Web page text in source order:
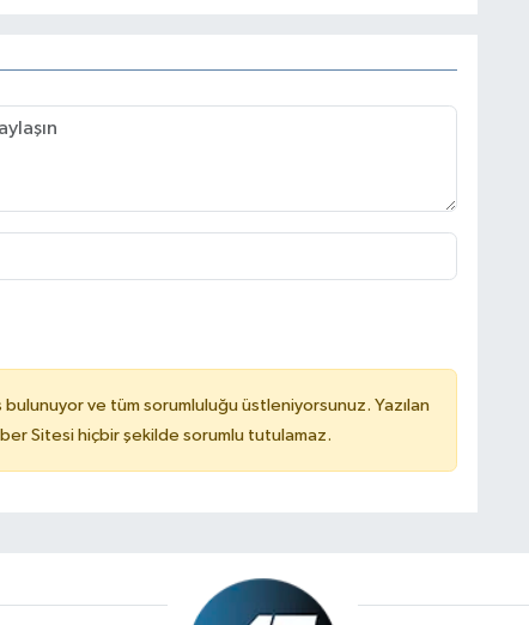
bulunuyor ve tüm sorumluluğu üstleniyorsunuz. Yazılan
Sitesi hiçbir şekilde sorumlu tutulamaz.